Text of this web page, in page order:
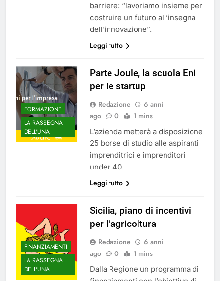
barriere: “lavoriamo insieme per
costruire un futuro all’insegna
dell’innovazione”.
Leggi tutto
FORMAZIONE
LA RASSEGNA
DELL'UNA
Parte Joule, la scuola Eni
per le startup
Redazione
6 anni
ago
0 1 mins
L’azienda metterà a disposizione
25 borse di studio alle aspiranti
imprenditrici e imprenditori
under 40.
Leggi tutto
FINANZIAMENTI
LA RASSEGNA
DELL'UNA
Sicilia, piano di incentivi
per l’agricoltura
Redazione
6 anni
ago
0 1 mins
Dalla Regione un programma di